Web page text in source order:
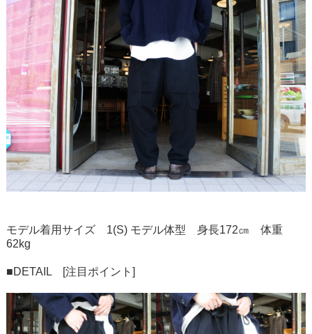
モデル着用サイズ 1(S) モデル体型 身長172㎝ 体重
62kg
■DETAIL [注目ポイント]